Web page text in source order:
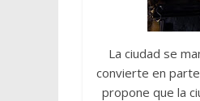
La ciudad se
convierte en
propone que la